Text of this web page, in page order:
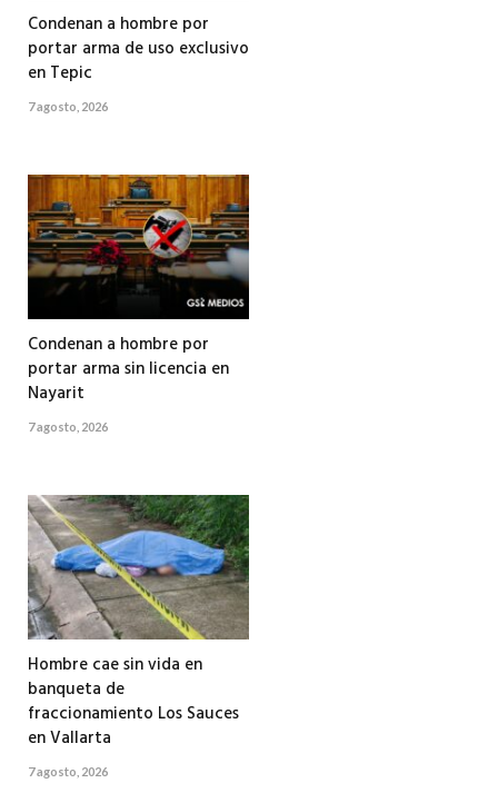
Condenan a hombre por
portar arma de uso exclusivo
en Tepic
7 agosto, 2026
Condenan a hombre por
portar arma sin licencia en
Nayarit
7 agosto, 2026
Hombre cae sin vida en
banqueta de
fraccionamiento Los Sauces
en Vallarta
7 agosto, 2026